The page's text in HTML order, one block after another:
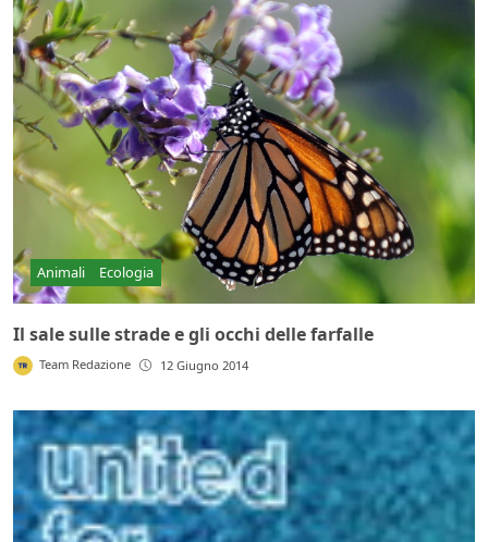
Animali Ecologia
Il sale sulle strade e gli occhi delle farfalle
Team Redazione 12 Giugno 2014